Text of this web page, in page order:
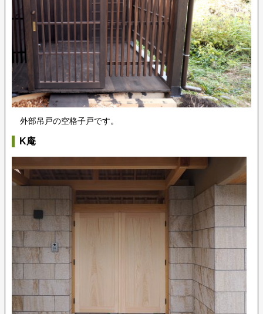
外部吊戸の空格子戸です。
K庵